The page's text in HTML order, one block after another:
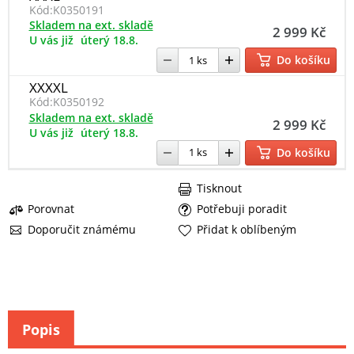
Kód:K0350191
2 999 Kč
Skladem na ext. skladě
U vás již úterý 18.8.
Do košíku
XXXXL
Kód:K0350192
2 999 Kč
Skladem na ext. skladě
U vás již úterý 18.8.
Do košíku
Porovnat
Potřebuji poradit
Doporučit známému
Tisknout
Přidat k oblíbeným
Popis